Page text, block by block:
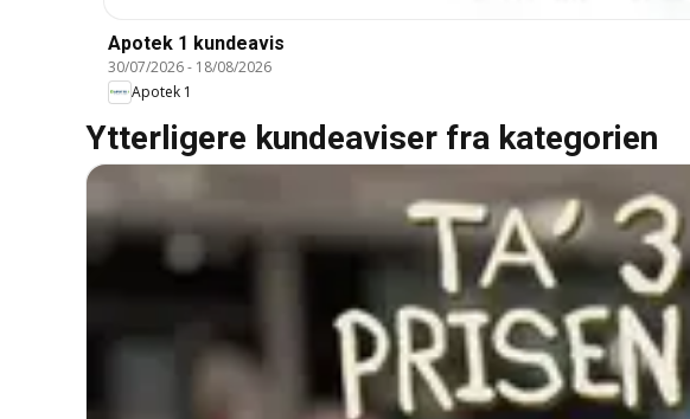
Apotek 1 kundeavis
30/07/2026- 18/08/2026
Apotek 1
Ytterligere kundeaviser fra kategorien